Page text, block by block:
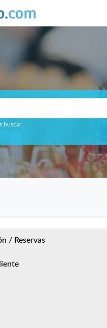
buscar
/ Reservas